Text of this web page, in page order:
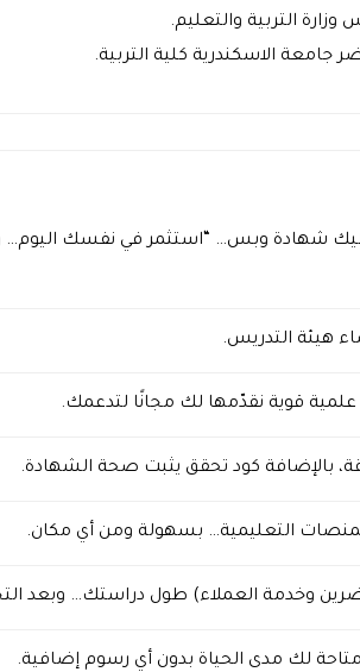
وزارة التربية والتعليم.
جامعة الاسكندرية كلية التربية.
شهادة وبس… “استثمر في نفسك اليوم…
هيئة التدريس.
قوية نقدّمها لك مجانًا لتدعمك.
بالإضافة كود تحقق يثبت صحة الشهادة.
التعليمية… بسهولة ومن أي مكان.
وخدمة العملاء) طول دراستك… وبعد
لك مدى الحياة بدون أي رسوم إضافية.